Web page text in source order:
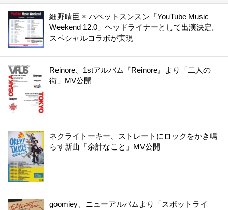
細野晴臣 × パペットスンスン「YouTube Music
Weekend 12.0」ヘッドライナーとして出演決定。
スペシャルコラボが実現
Reinore、1stアルバム『Reinore』より「二人の
街」MV公開
ネクライトーキー、ストレートにロックをかき鳴
らす新曲「余計なこと」MV公開
goomiey、ニューアルバムより「スポットライ